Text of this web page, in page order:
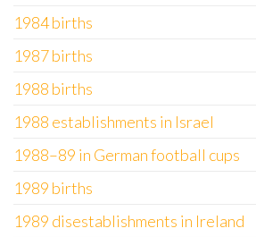
1984 births
1987 births
1988 births
1988 establishments in Israel
1988–89 in German football cups
1989 births
1989 disestablishments in Ireland